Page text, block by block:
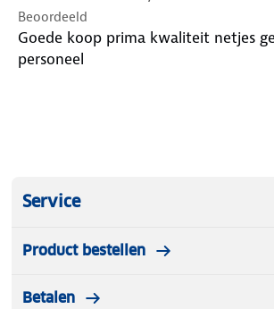
Beoordeeld
Goede koop prima kwaliteit netjes
personeel
Service
Product bestellen
Betalen